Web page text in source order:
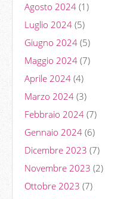
Agosto 2024 (1)
Luglio 2024 (5)
Giugno 2024 (5)
Maggio 2024 (7)
Aprile 2024 (4)
Marzo 2024 (3)
Febbraio 2024 (7)
Gennaio 2024 (6)
Dicembre 2023 (7)
Novembre 2023 (2)
Ottobre 2023 (7)